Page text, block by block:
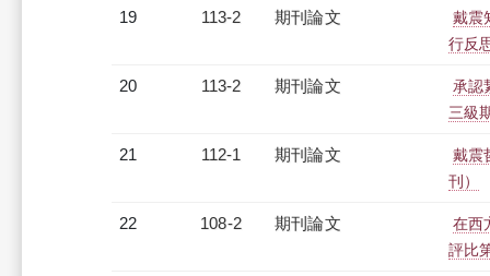
19 113-2 期刊論文
戴震
行反
20 113-2 期刊論文
承認
三級
21 112-1 期刊論文
戴震
刊）
22 108-2 期刊論文
在西
評比